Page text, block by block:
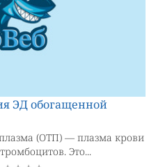
ЭД обогащенной
(ОТП) — плазма крови
Это...